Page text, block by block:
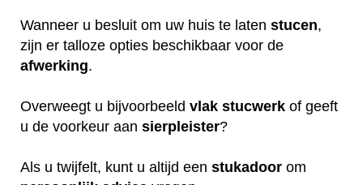
Wanneer u besluit om uw huis te laten stucen,
zijn er talloze opties beschikbaar voor de
afwerking.
Overweegt u bijvoorbeeld vlak stucwerk of geeft
u de voorkeur aan sierpleister?
Als u twijfelt, kunt u altijd een stukadoor om